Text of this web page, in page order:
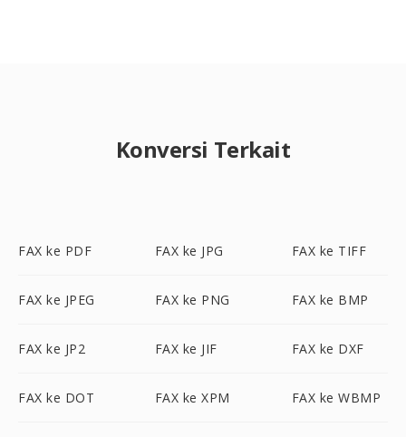
Konversi Terkait
FAX ke PDF FAX ke JPG FAX ke TIFF
FAX ke JPEG FAX ke PNG FAX ke BMP
FAX ke JP2 FAX ke JIF FAX ke DXF
FAX ke DOT FAX ke XPM FAX ke WBMP